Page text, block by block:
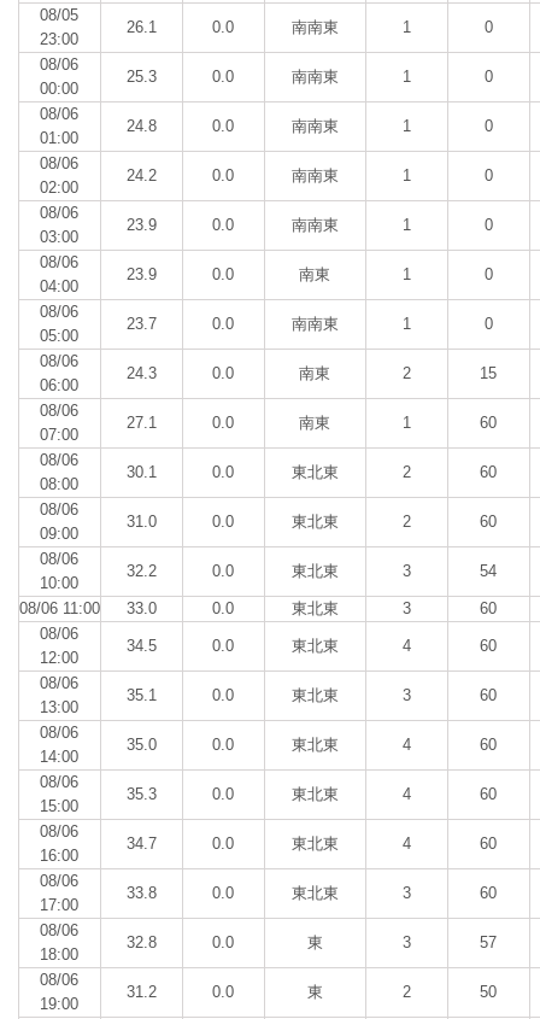
08/05
23:00
26.1 0.0 南南東 1 0
08/06
00:00
25.3 0.0 南南東 1 0
08/06
01:00
24.8 0.0 南南東 1 0
08/06
02:00
24.2 0.0 南南東 1 0
08/06
03:00
23.9 0.0 南南東 1 0
08/06
04:00
23.9 0.0 南東 1 0
08/06
05:00
23.7 0.0 南南東 1 0
08/06
06:00
24.3 0.0 南東 2 15
08/06
07:00
27.1 0.0 南東 1 60
08/06
08:00
30.1 0.0 東北東 2 60
08/06
09:00
31.0 0.0 東北東 2 60
08/06
10:00
32.2 0.0 東北東 3 54
08/06 11:00 33.0 0.0 東北東 3
60
08/06
12:00
34.5 0.0 東北東 4 60
08/06
13:00
35.1 0.0 東北東 3 60
08/06
14:00
35.0 0.0 東北東 4 60
08/06
15:00
35.3 0.0 東北東 4 60
08/06
16:00
34.7 0.0 東北東 4 60
08/06
17:00
33.8 0.0 東北東 3 60
08/06
18:00
32.8 0.0 東 3 57
08/06
19:00
31.2 0.0 東 2 50